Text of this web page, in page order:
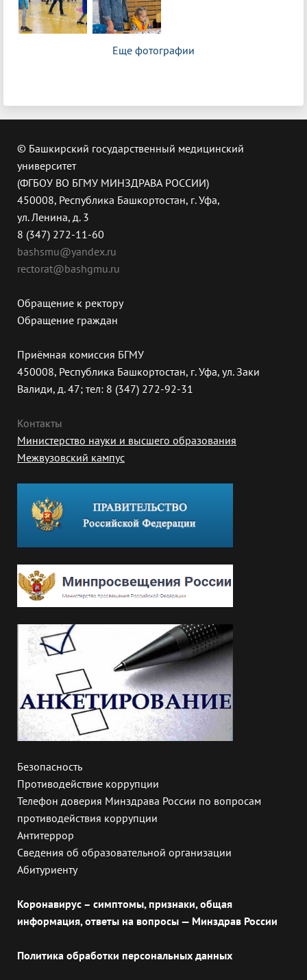
Еще фотографии
© Башкирский государственный медицинский
университет
(ФГБОУ ВО БГМУ МИНЗДРАВА РОССИИ)
450008, Республика Башкортостан, г. Уфа,
ул. Ленина, д. 3
8 (347) 272-11-60
bashsmu@yandex.ru
rectorat@bashgmu.ru
Обращение к ректору
Обращение граждан
Приёмная комиссия БГМУ
450008, Республика Башкортостан, г. Уфа, ул. Заки
Валиди, д. 47; тел: 8 (347) 272-92-31
Контакты
Министерство науки и высшего образования
Межвузовский кампус
Безопасность
Противодействие коррупции
Телефон доверия Минздрава России по вопросам
противодействия коррупции
Антитеррор
Сведения об образовательной организации
Абитуриенту
Коронавирус – симптомы, признаки, общая
информация, ответы на вопросы — Минздрав России
Политика обработки персональных данных